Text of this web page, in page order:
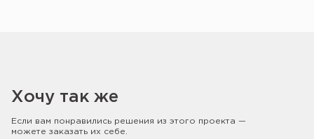
Хочу так же
Если вам понравились решения из этого проекта —
можете заказать их себе.